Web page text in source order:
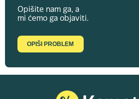
Opišite nam ga, a
mi ćemo ga objaviti.
OPIŠI PROBLEM